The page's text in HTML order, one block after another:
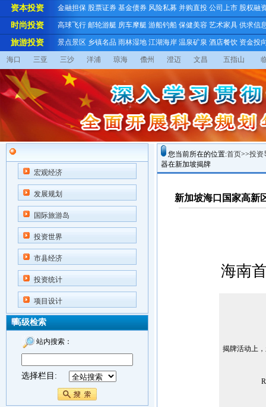
资本投资 金融担保 股票证券 基金债券 风险私募 并购直投 公司上市 股权融
时尚投资 高球飞行 邮轮游艇 房车摩艇 游船钓船 保健美容 艺术家具 供求信
旅游投资 景点景区 乡镇名品 雨林湿地 江湖海岸 温泉矿泉 酒店餐饮 资金投
海口 三亚 三沙 洋浦 琼海 儋州 澄迈 文昌 五指山
宏观经济
发展规划
国际旅游岛
投资世界
市县经济
投资统计
项目设计
高级检索
站内搜索：
选择栏目:
您当前所在的位置:首页>>投资
器在新加坡揭牌
新加坡海口国家高新
海南
揭牌活动上